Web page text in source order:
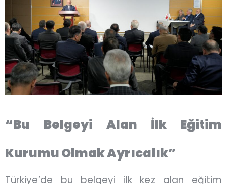
“Bu Belgeyi Alan İlk Eğitim
Kurumu Olmak Ayrıcalık”
Türkiye’de bu belgeyi ilk kez alan eğitim